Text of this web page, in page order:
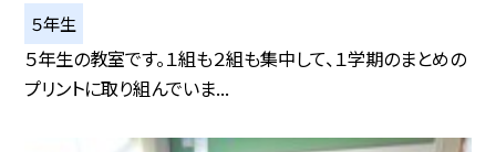
５年生
５年生の教室です。１組も２組も集中して、１学期のまとめの
プリントに取り組んでいま...